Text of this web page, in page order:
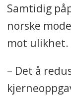
Samtidig
norske
mot ulikhet.
– Det å